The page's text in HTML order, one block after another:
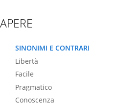
SINONIMI E CONTRARI
Libertà
Facile
Pragmatico
Conoscenza